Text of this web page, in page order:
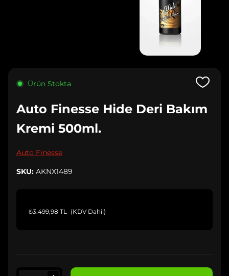
Ürün Stokta
Auto Finesse Hide Deri Bakım
Kremi 500ml.
Auto Finesse
SKU: AKNX1489
₺3.499,98 TL (KDV Dahil)